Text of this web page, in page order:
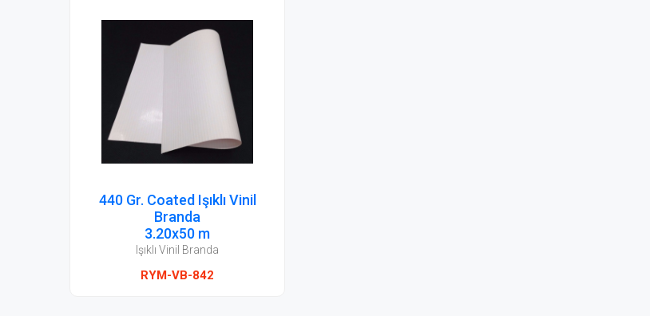
440 Gr. Coated Işıklı Vinil
Branda
3.20x50 m
Işıklı Vinil Branda
RYM-VB-842